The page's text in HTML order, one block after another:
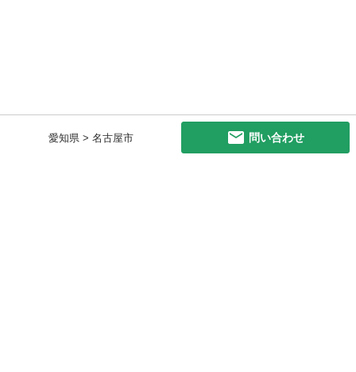
愛知県 > 名古屋市 問い合わせ